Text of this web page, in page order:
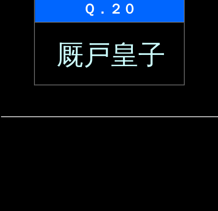
Ｑ．２０
厩戸皇子